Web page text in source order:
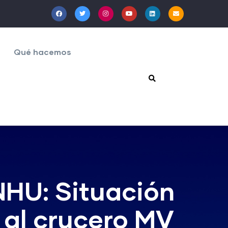
Qué hacemos
Situación
crucero MV